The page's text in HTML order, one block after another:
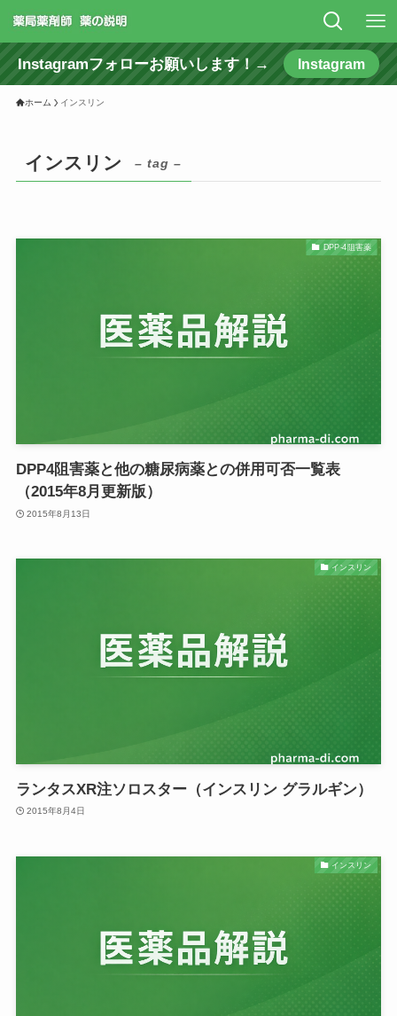
Instagramフォローお願いします！→ Instagram
ホーム インスリン
インスリン – tag –
DPP-4阻害薬
DPP4阻害薬と他の糖尿病薬との併用可否一覧表
（2015年8月更新版）
2015年8月13日
インスリン
ランタスXR注ソロスター（インスリン グラルギン）
2015年8月4日
インスリン